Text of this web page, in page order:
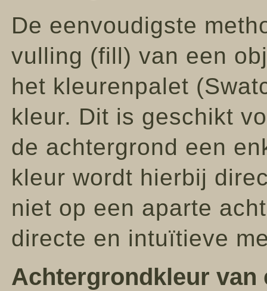
De eenvoudigste
vulling (fill) van een
het kleurenpalet
kleur. Dit is geschikt
de achtergrond een
kleur wordt hierbij
niet op een aparte
directe en intuïtieve
Achtergrondkleur van